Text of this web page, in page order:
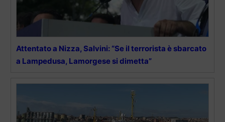
Attentato a Nizza, Salvini: “Se il terrorista è sbarcato
a Lampedusa, Lamorgese si dimetta”